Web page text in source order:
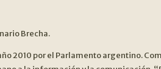
Brecha.
2010 por el Parlamento argentino.